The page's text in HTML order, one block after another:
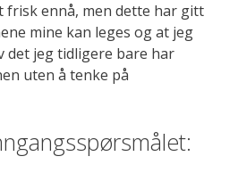
frisk ennå, men dette har gitt
mine kan leges og at jeg
det jeg tidligere bare har
uten å tenke på